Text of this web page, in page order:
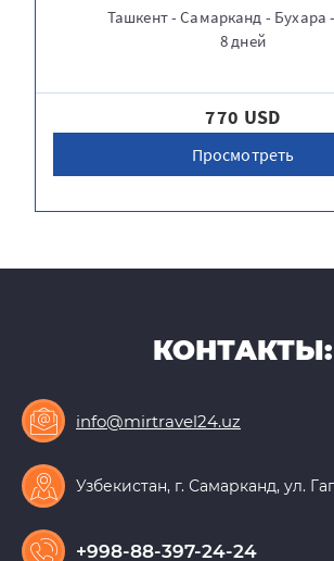
Ташкент - Самарканд - Бухара
8​​​​​​ дней
770 USD
Просмотреть
КОНТАКТЫ:
info@mirtravel24.uz
Узбекистан, г. Самарканд, ул.
+998-88-397-24-24